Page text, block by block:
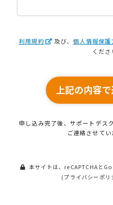
利用規約 及び、個人情報保護
くださ
上記の内容
申し込み完了後、サポートデス
ご連絡させてい
本サイトは、reCAPTCHAと
(プライバシーポリ